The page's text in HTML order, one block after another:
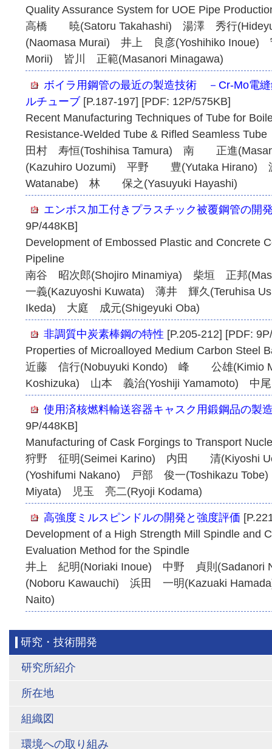
Quality Assurance System for UOE Pipe
高橋 暁(Satoru Takahashi) 湯澤 秀行
(Naomasa Murai) 井上 良彦(Yoshihiko Inoue)
Morii) 皆川 正範(Masanori Minagawa)
ボイラ用鋼管の最近の製造技術 －Cr-Mo電
ルチューブ [P.187-197] [PDF: 12P/575KB]
Recent Manufacturing Techniques of Tube for
Resistance-Welded Tube & Rifled Seamless Tube
田村 寿恒(Toshihisa Tamura) 南 正進
(Kazuhiro Uozumi) 平野 豊(Yutaka Hirano)
Watanabe) 林 保之(Yasuyuki Hayashi)
エンボス加工付きプラスチック被覆鋼管の開
9P/448KB]
Development of Embossed Plastic and Concrete
Pipeline
南谷 昭次郎(Shojiro Minamiya) 柴垣 正邦
一義(Kazuyoshi Kuwata) 薄井 輝久(Teruhisa
Ikeda) 大庭 成元(Shigeyuki Oba)
非調質中炭素棒鋼の特性 [P.205-212] [PDF:
Properties of Microalloyed Medium Carbon Steel
近藤 信行(Nobuyuki Kondo) 峰 公雄(Kimio
Koshizuka) 山本 義治(Yoshiji Yamamoto) 中
使用済核燃料輸送容器キャスク用鍛鋼品の製
9P/448KB]
Manufacturing of Cask Forgings to Transport
狩野 征明(Seimei Karino) 内田 清(Kiyoshi
(Yoshifumi Nakano) 戸部 俊一(Toshikazu
Miyata) 児玉 亮二(Ryoji Kodama)
高強度ミルスピンドルの開発と強度評価
Development of a High Strength Mill Spindle and
Evaluation Method for the Spindle
井上 紀明(Noriaki Inoue) 中野 貞則
(Noboru Kawauchi) 浜田 一明(Kazuaki
Naito)
研究・技術開発
研究所紹介
所在地
組織図
環境への取り組み